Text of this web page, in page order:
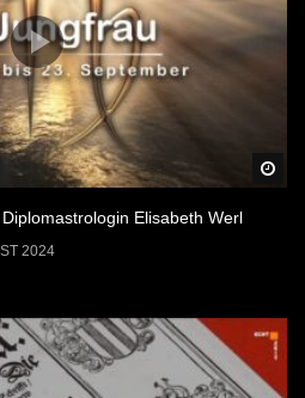
Elisabeth Werl
2024